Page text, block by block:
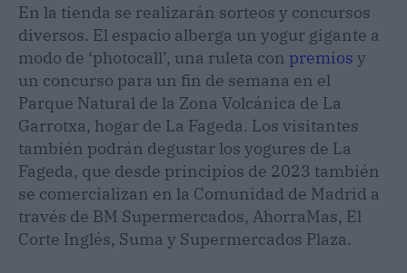
En la tienda se realizarán sorteos y concursos
diversos. El espacio alberga un yogur gigante a
modo de ‘photocall’, una ruleta con premios y
un concurso para un fin de semana en el
Parque Natural de la Zona Volcánica de La
Garrotxa, hogar de La Fageda. Los visitantes
también podrán degustar los yogures de La
Fageda, que desde principios de 2023 también
se comercializan en la Comunidad de Madrid a
través de BM Supermercados, AhorraMas, El
Corte Inglés, Suma y Supermercados Plaza.